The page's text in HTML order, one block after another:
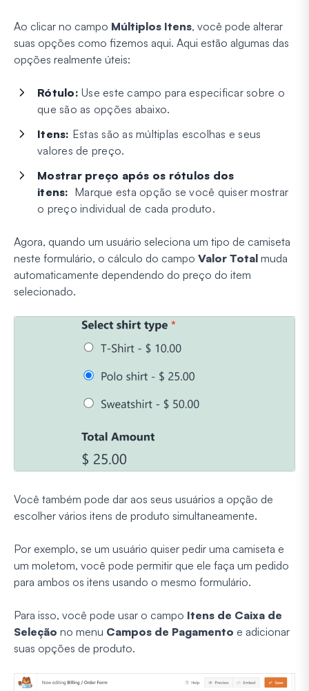
Ao clicar no campo Múltiplos Itens, você pode alterar
suas opções como fizemos aqui. Aqui estão algumas das
opções realmente úteis:
Rótulo: Use este campo para especificar sobre o
que são as opções abaixo.
Itens: Estas são as múltiplas escolhas e seus
valores de preço.
Mostrar preço após os rótulos dos
itens: Marque esta opção se você quiser mostrar
o preço individual de cada produto.
Agora, quando um usuário seleciona um tipo de camiseta
neste formulário, o cálculo do campo Valor Total muda
automaticamente dependendo do preço do item
selecionado.
Você também pode dar aos seus usuários a opção de
escolher vários itens de produto simultaneamente.
Por exemplo, se um usuário quiser pedir uma camiseta e
um moletom, você pode permitir que ele faça um pedido
para ambos os itens usando o mesmo formulário.
Para isso, você pode usar o campo Itens de Caixa de
Seleção no menu Campos de Pagamento e adicionar
suas opções de produto.